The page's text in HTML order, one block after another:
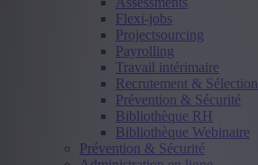
Flexi-jobs
Projectsourcing
Payrolling
Travail intérimaire
Recrutement & Sélection
Prévention & Sécurité
Bibliothèque RH
Bibliothèque Webinaire
Prévention & Sécurité